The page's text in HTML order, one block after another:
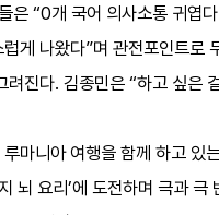
은 “0개 국어 의사소통 귀엽
게 나왔다”며 관전포인트로
려진다. 김종민은 “하고 싶은
마니아 여행을 함께 하고 있
뇌 요리’에 도전하며 극과